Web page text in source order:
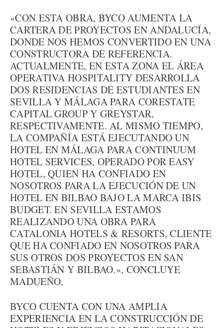
«CON ESTA OBRA, BYCO AUMENTA LA
CARTERA DE PROYECTOS EN ANDALUCÍA,
DONDE NOS HEMOS CONVERTIDO EN UNA
CONSTRUCTORA DE REFERENCIA.
ACTUALMENTE, EN ESTA ZONA EL ÁREA
OPERATIVA HOSPITALITY DESARROLLA
DOS RESIDENCIAS DE ESTUDIANTES EN
SEVILLA Y MÁLAGA PARA CORESTATE
CAPITAL GROUP Y GREYSTAR,
RESPECTIVAMENTE. AL MISMO TIEMPO,
LA COMPAÑÍA ESTÁ EJECUTANDO UN
HOTEL EN MÁLAGA PARA CONTINUUM
HOTEL SERVICES, OPERADO POR EASY
HOTEL, QUIEN HA CONFIADO EN
NOSOTROS PARA LA EJECUCIÓN DE UN
HOTEL EN BILBAO BAJO LA MARCA IBIS
BUDGET. EN SEVILLA ESTAMOS
REALIZANDO UNA OBRA PARA
CATALONIA HOTELS & RESORTS, CLIENTE
QUE HA CONFIADO EN NOSOTROS PARA
SUS OTROS DOS PROYECTOS EN SAN
SEBASTIÁN Y BILBAO.», CONCLUYE
MADUEÑO.
BYCO CUENTA CON UNA AMPLIA
EXPERIENCIA EN LA CONSTRUCCIÓN DE